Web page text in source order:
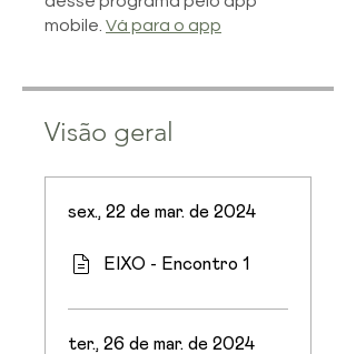
mobile. Vá para o app
Visão geral
sex., 22 de mar. de 2024
EIXO - Encontro 1
ter., 26 de mar. de 2024